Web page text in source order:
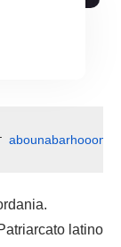
latino